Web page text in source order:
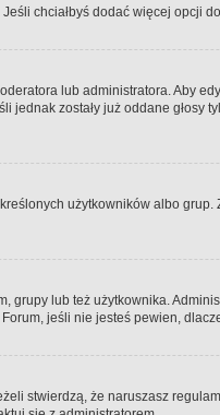
chciałbyś dodać więcej opcji
lub administratora. Aby
jednak zostały już oddane
użytkowników albo
grupy lub też użytkownika.
jeśli nie jesteś pewien,
stwierdzą, że naruszasz